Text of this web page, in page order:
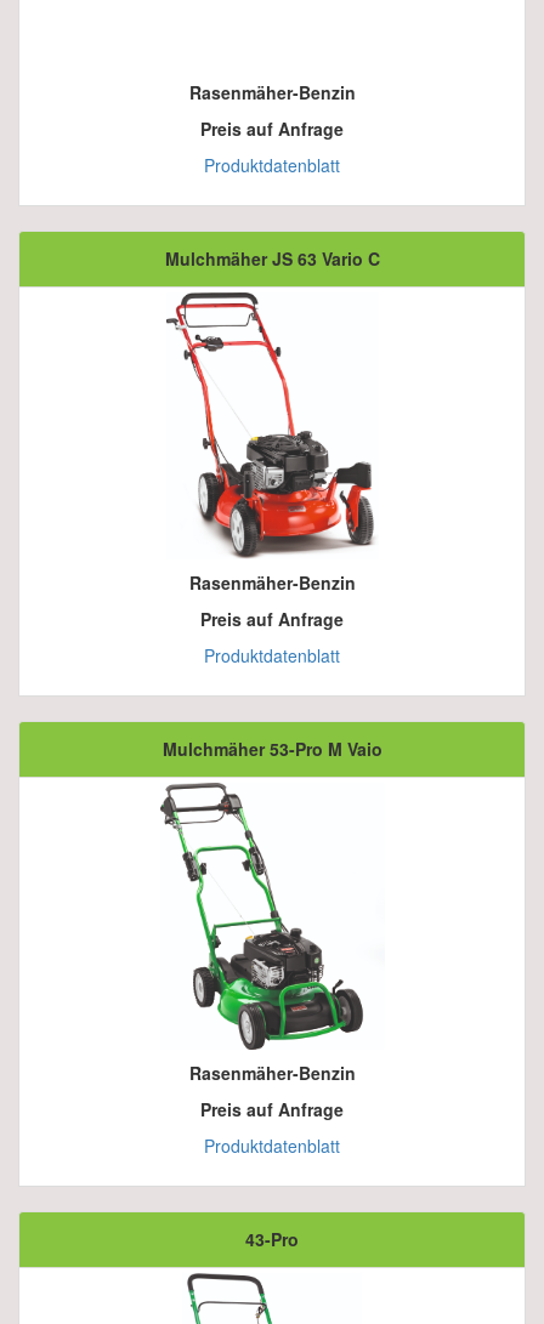
Rasenmäher-Benzin
Preis auf Anfrage
Produktdatenblatt
Mulchmäher JS 63 Vario C
Rasenmäher-Benzin
Preis auf Anfrage
Produktdatenblatt
Mulchmäher 53-Pro M Vaio
Rasenmäher-Benzin
Preis auf Anfrage
Produktdatenblatt
43-Pro